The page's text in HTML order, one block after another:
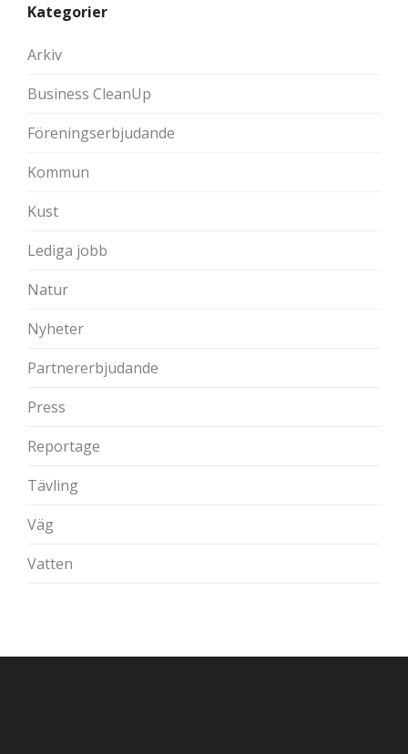
Kategorier
Arkiv
Business CleanUp
Föreningserbjudande
Kommun
Kust
Lediga jobb
Natur
Nyheter
Partnererbjudande
Press
Reportage
Tävling
Väg
Vatten